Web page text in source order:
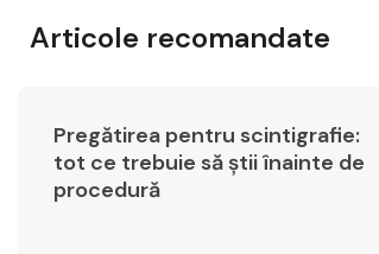
Articole recomandate
Pregătirea pentru scintigrafie:
tot ce trebuie să știi înainte de
procedură